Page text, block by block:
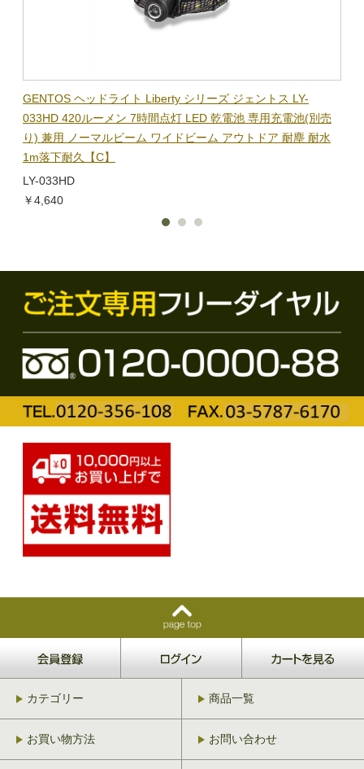
GENTOS ヘッドライト Liberty シリーズ ジェントス LY-
033HD 420ルーメン 7時間点灯 LED 乾電池 専用充電池(別売
り) 兼用 ノーマルビーム ワイドビーム アウトドア 耐塵 耐水
1m落下耐久【C】
LY-033HD
￥4,640
カテゴリー 商品一覧
お買い物方法 お問い合わせ